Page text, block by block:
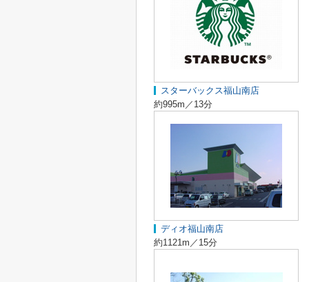
スターバックス福山南店
約995m／13分
ディオ福山南店
約1121m／15分